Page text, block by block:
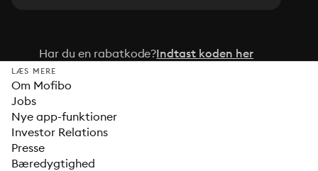
Har du en rabatkode?Indtast koden her
LÆS MERE
Om Mofibo
Jobs
Nye app-funktioner
Investor Relations
Presse
Bæredygtighed